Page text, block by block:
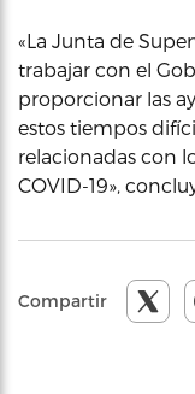
«La Junta de
trabajar con el
proporcionar las
estos tiempos
relacionadas con
COVID-19»,
Compartir